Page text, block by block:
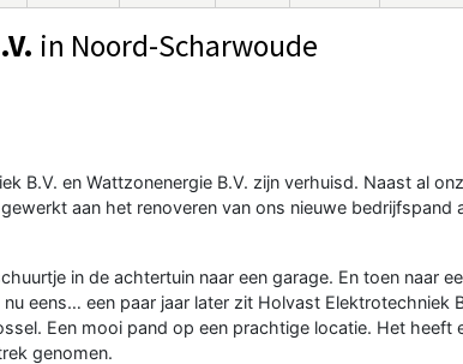
in Noord-Scharwoude
B.V. en Wattzonenergie B.V. zijn verhuisd. Naast al
aan het renoveren van ons nieuwe bedrijfspand
in de achtertuin naar een garage. En toen naar
eens… een paar jaar later zit Holvast Elektrotechniek
Een mooi pand op een prachtige locatie. Het heeft
genomen.